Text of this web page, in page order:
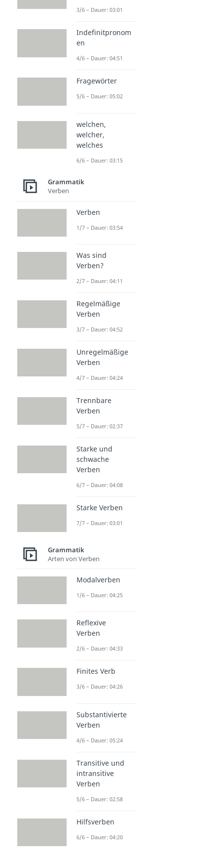
3/6 – Dauer: 03:01
Indefinitpronom
en
4/6 – Dauer: 04:51
Fragewörter
5/6 – Dauer: 05:02
welchen,
welcher,
welches
6/6 – Dauer: 03:15
Grammatik
Verben
Verben
1/7 – Dauer: 03:54
Was sind
Verben?
2/7 – Dauer: 04:11
Regelmäßige
Verben
3/7 – Dauer: 04:52
Unregelmäßige
Verben
4/7 – Dauer: 04:24
Trennbare
Verben
5/7 – Dauer: 02:37
Starke und
schwache
Verben
6/7 – Dauer: 04:08
Starke Verben
7/7 – Dauer: 03:01
Grammatik
Arten von Verben
Modalverben
1/6 – Dauer: 04:25
Reflexive
Verben
2/6 – Dauer: 04:33
Finites Verb
3/6 – Dauer: 04:26
Substantivierte
Verben
4/6 – Dauer: 05:24
Transitive und
intransitive
Verben
5/6 – Dauer: 02:58
Hilfsverben
6/6 – Dauer: 04:20